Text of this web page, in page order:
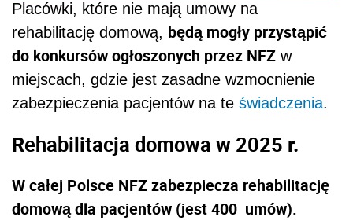
Placówki, które nie mają umowy na
rehabilitację domową, będą mogły przystąpić
do konkursów ogłoszonych przez NFZ w
miejscach, gdzie jest zasadne wzmocnienie
zabezpieczenia pacjentów na te świadczenia.
Rehabilitacja domowa w 2025 r.
W całej Polsce NFZ zabezpiecza rehabilitację
domową dla pacjentów (jest 400 umów).